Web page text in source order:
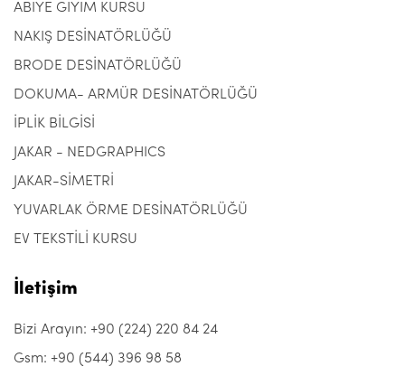
ABİYE GİYİM KURSU
NAKIŞ DESİNATÖRLÜĞÜ
BRODE DESİNATÖRLÜĞÜ
DOKUMA- ARMÜR DESİNATÖRLÜĞÜ
İPLİK BİLGİSİ
JAKAR - NEDGRAPHICS
JAKAR-SİMETRİ
YUVARLAK ÖRME DESİNATÖRLÜĞÜ
EV TEKSTİLİ KURSU
İletişim
Bizi Arayın: +90 (224) 220 84 24
Gsm: +90 (544) 396 98 58